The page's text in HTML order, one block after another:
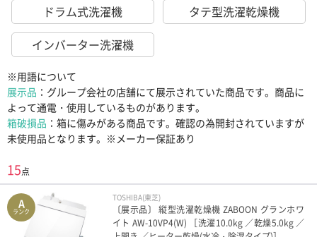
ドラム式洗濯機
タテ型洗濯乾燥機
インバーター洗濯機
※用語について
展示品 ：グループ会社の店舗にて展示されていた商品です。商品に
よって通電・使用しているものがあります。
箱破損品 ：箱に傷みがある商品です。確認の為開封されていますが
未使用品となります。※メーカー保証あり
15点
A
ランク
TOSHIBA(東芝)
〔展示品〕 縦型洗濯乾燥機 ZABOON グランホワ
イト AW-10VP4(W) ［洗濯10.0kg ／乾燥5.0kg ／